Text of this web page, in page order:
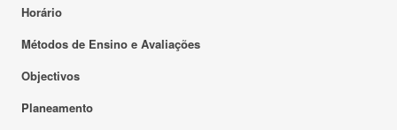
Horário
Métodos de Ensino e Avaliações
Objectivos
Planeamento